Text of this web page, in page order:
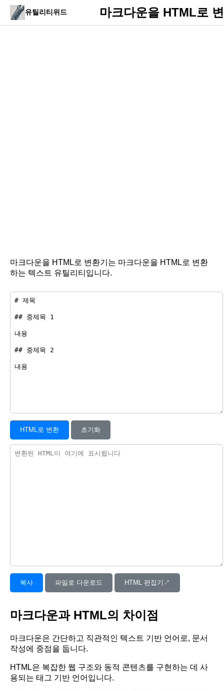
유틸리티위드 마크다운을 HTML로
마크다운을 HTML로 변환기는 마크다운을 HTML로 변환
하는 텍스트 유틸리티입니다.
HTML로 변환 초기화
복사 파일로 다운로드 HTML 편집기↗︎
마크다운과 HTML의 차이점
마크다운은 간단하고 직관적인 텍스트 기반 언어로, 문서
작성에 중점을 둡니다.
HTML은 복잡한 웹 구조와 동적 콘텐츠를 구현하는 데 사
용되는 태그 기반 언어입니다.